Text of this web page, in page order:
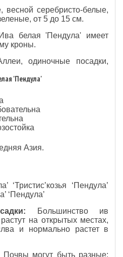
весной серебристо-белые,
от 5 до 15 см.
белая 'Пендула' имеет
кроны.
одиночные посадки,
'Пендула'
Азия.
‘Тристис’козья ‘Пендула’
‘Пендула’
Большинство ив
на открытых местах,
и нормально растет в
Почвы могут быть разные: